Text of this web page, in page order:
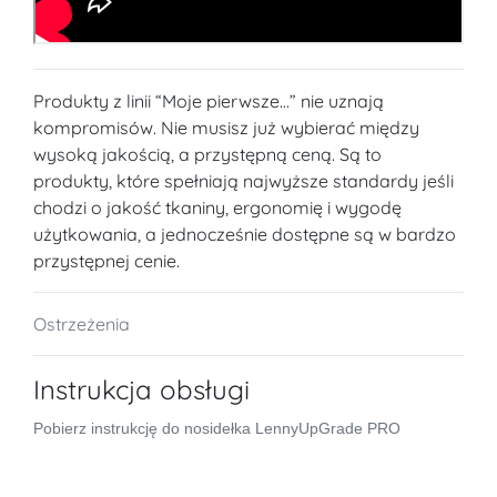
Produkty z linii “Moje pierwsze...” nie uznają
kompromisów. Nie musisz już wybierać między
wysoką jakością, a przystępną ceną. Są to
produkty, które spełniają najwyższe standardy jeśli
chodzi o jakość tkaniny, ergonomię i wygodę
użytkowania, a jednocześnie dostępne są w bardzo
przystępnej cenie.
Ostrzeżenia
Instrukcja obsługi
Pobierz instrukcję do nosidełka LennyUpGrade PRO